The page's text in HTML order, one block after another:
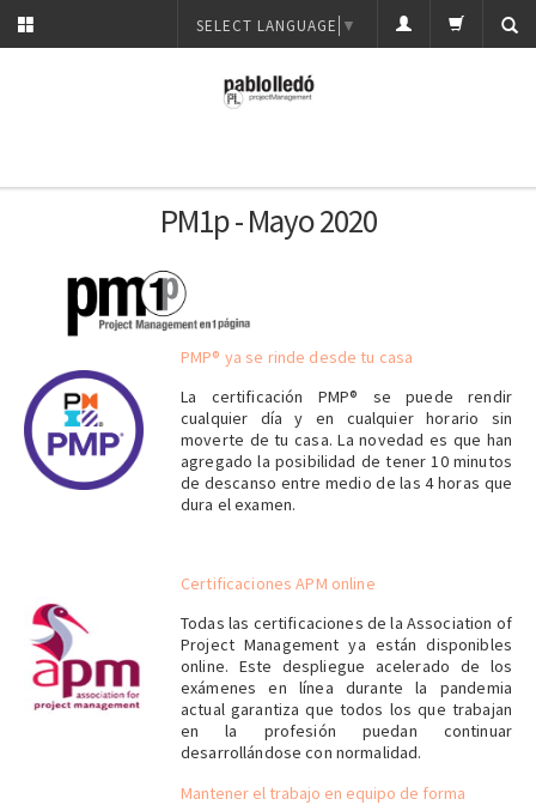
SELECT LANGUAGE ▼
PM1p - Mayo 2020
PMP® ya se rinde desde tu casa
La certificación PMP® se puede rendir
cualquier día y en cualquier horario sin
moverte de tu casa. La novedad es que han
agregado la posibilidad de tener 10 minutos
de descanso entre medio de las 4 horas que
dura el examen.
Certificaciones APM online
Todas las certificaciones de la Association of
Project Management ya están disponibles
online. Este despliegue acelerado de los
exámenes en línea durante la pandemia
actual garantiza que todos los que trabajan
en la profesión puedan continuar
desarrollándose con normalidad.
Mantener el trabajo en equipo de forma